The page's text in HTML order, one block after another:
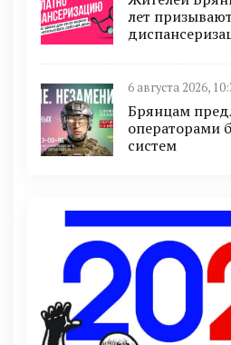
лет
6 августа 2026,
Брянцам
оперaторами
систeм